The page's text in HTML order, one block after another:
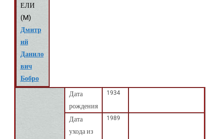
ЕЛИ
(M)
Дмитр
ий
Данило
вич
Бобро
Дата
рождения
1934
Дата
ухода из
1989